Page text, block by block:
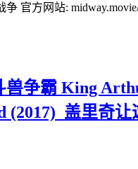
争 官方网站:
兽争霸 King
(2017)_盖里奇